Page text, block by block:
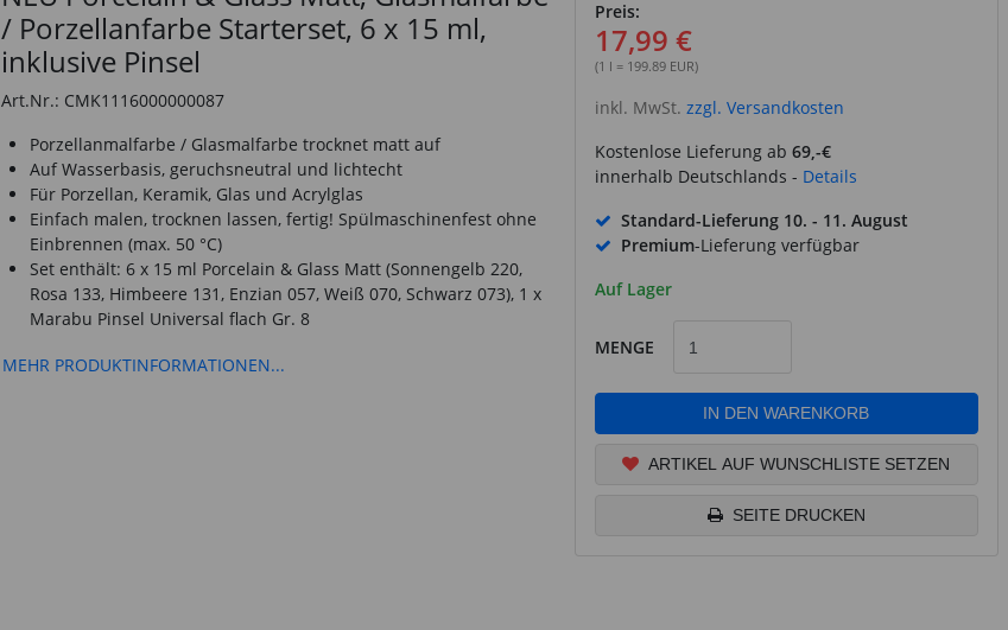
/ Porzellanfarbe Starterset, 6 x 15 ml,
inklusive Pinsel
Art.Nr.: CMK1116000000087
Porzellanmalfarbe / Glasmalfarbe trocknet matt auf
Auf Wasserbasis, geruchsneutral und lichtecht
Für Porzellan, Keramik, Glas und Acrylglas
Einfach malen, trocknen lassen, fertig! Spülmaschinenfest ohne
Einbrennen (max. 50 °C)
Set enthält: 6 x 15 ml Porcelain & Glass Matt (Sonnengelb 220,
Rosa 133, Himbeere 131, Enzian 057, Weiß 070, Schwarz 073), 1 x
Marabu Pinsel Universal flach Gr. 8
MEHR PRODUKTINFORMATIONEN...
Preis:
17,99 €
(1 l = 199.89 EUR)
inkl. MwSt. zzgl. Versandkosten
Kostenlose Lieferung ab 69,-€
innerhalb Deutschlands - Details
Standard-Lieferung 10. - 11. August
Premium-Lieferung verfügbar
Auf Lager
MENGE
IN DEN WARENKORB
ARTIKEL AUF WUNSCHLISTE SETZEN
SEITE DRUCKEN